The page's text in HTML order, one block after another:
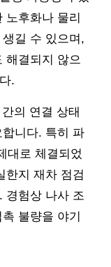
노후화나 물리
길 수 있으며,
해결되지 않으
.
의 연결 상태
니다. 특히 파
대로 체결되었
한지 재차 점검
경험상 나사 조
불량을 야기